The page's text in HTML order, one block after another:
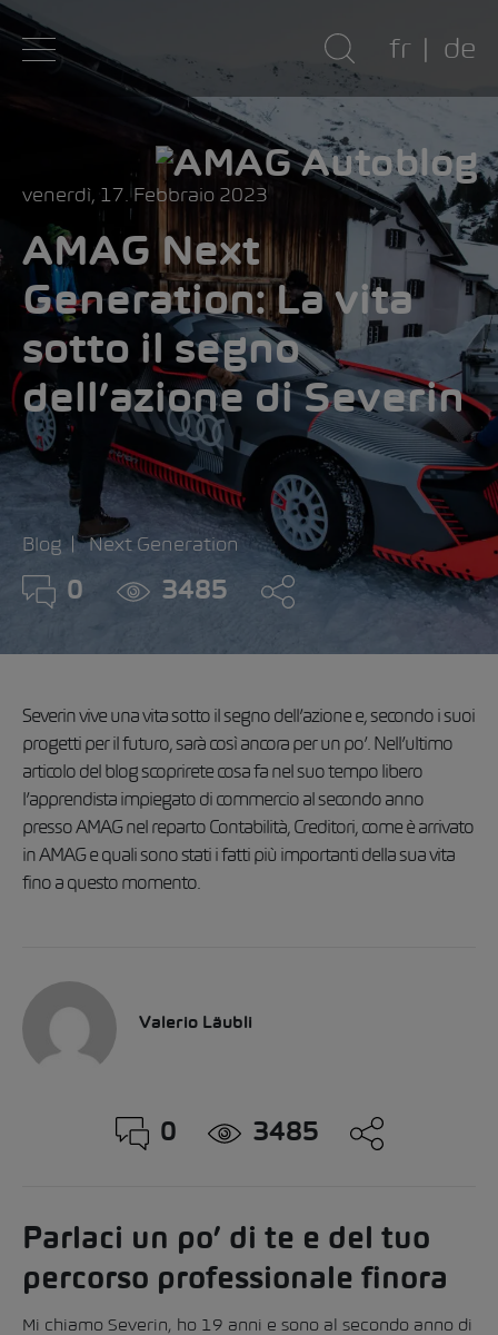
fr de
venerdì, 17. Febbraio 2023
AMAG Next
Generation:La vita
sotto il segno
dell’azione di Severin
Blog Next Generation
0 3485
Severin vive una vita sotto il segno dell’azione e, secondo i suoi
progetti per il futuro, sarà così ancora per un po’. Nell’ultimo
articolo del blog scoprirete cosa fa nel suo tempo libero
l’apprendista impiegato di commercio al secondo anno
presso AMAG nel reparto Contabilità, Creditori, come è arrivato
in AMAG e quali sono stati i fatti più importanti della sua vita
fino a questo momento.
Valerio Läubli
0 3485
Parlaci un po’ di te e del tuo
percorso professionale finora
Mi chiamo Severin, ho 19 anni e sono al secondo anno di